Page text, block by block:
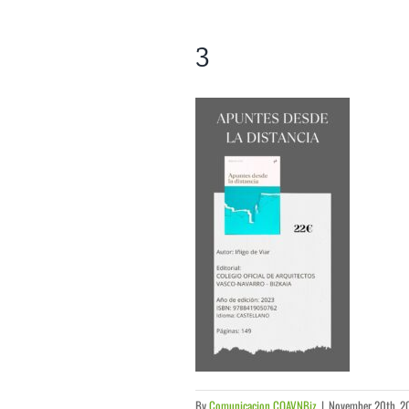
3
ByComunicacion COAVNBiz | November 20th,